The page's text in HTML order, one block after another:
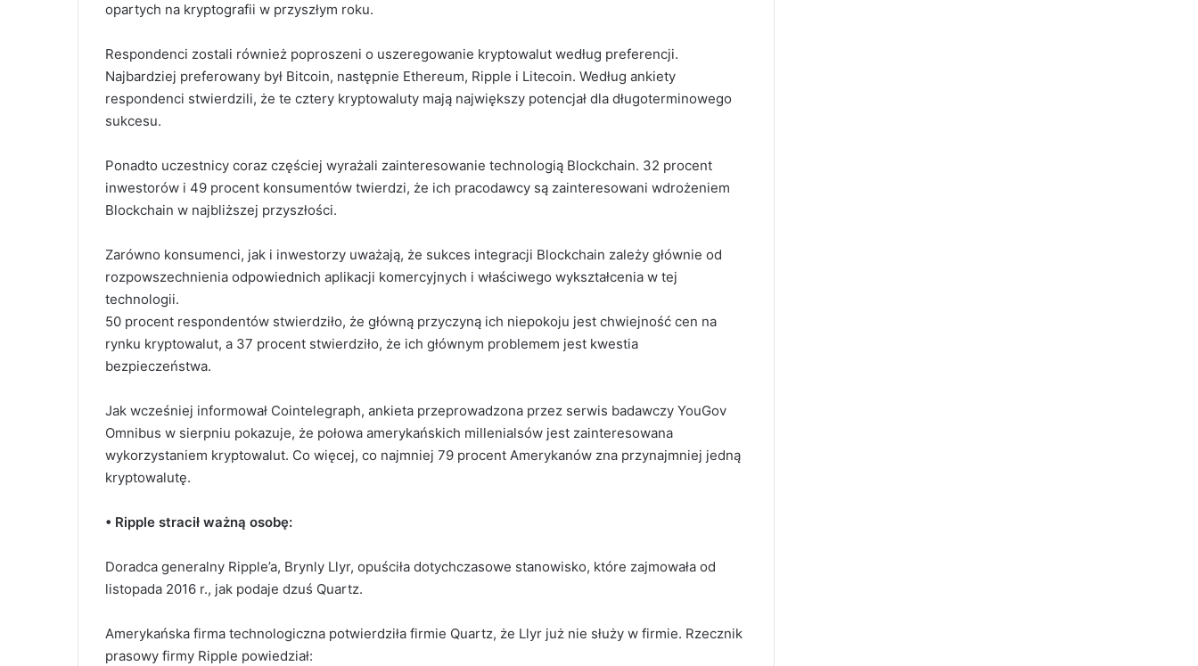
opartych na kryptografii w przyszłym roku.
Respondenci zostali również poproszeni o uszeregowanie kryptowalut według preferencji.
Najbardziej preferowany był Bitcoin, następnie Ethereum, Ripple i Litecoin. Według ankiety
respondenci stwierdzili, że te cztery kryptowaluty mają największy potencjał dla długoterminowego
sukcesu.
Ponadto uczestnicy coraz częściej wyrażali zainteresowanie technologią Blockchain. 32 procent
inwestorów i 49 procent konsumentów twierdzi, że ich pracodawcy są zainteresowani wdrożeniem
Blockchain w najbliższej przyszłości.
Zarówno konsumenci, jak i inwestorzy uważają, że sukces integracji Blockchain zależy głównie od
rozpowszechnienia odpowiednich aplikacji komercyjnych i właściwego wykształcenia w tej
technologii.
50 procent respondentów stwierdziło, że główną przyczyną ich niepokoju jest chwiejność cen na
rynku kryptowalut, a 37 procent stwierdziło, że ich głównym problemem jest kwestia
bezpieczeństwa.
Jak wcześniej informował Cointelegraph, ankieta przeprowadzona przez serwis badawczy YouGov
Omnibus w sierpniu pokazuje, że połowa amerykańskich millenialsów jest zainteresowana
wykorzystaniem kryptowalut. Co więcej, co najmniej 79 procent Amerykanów zna przynajmniej jedną
kryptowalutę.
• Ripple stracił ważną osobę:
Doradca generalny Ripple’a, Brynly Llyr, opuściła dotychczasowe stanowisko, które zajmowała od
listopada 2016 r., jak podaje dzuś Quartz.
Amerykańska firma technologiczna potwierdziła firmie Quartz, że Llyr już nie służy w firmie. Rzecznik
prasowy firmy Ripple powiedział: